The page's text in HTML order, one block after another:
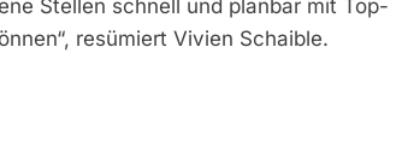
Stellen schnell und planbar mit Top-
resümiert Vivien Schaible.